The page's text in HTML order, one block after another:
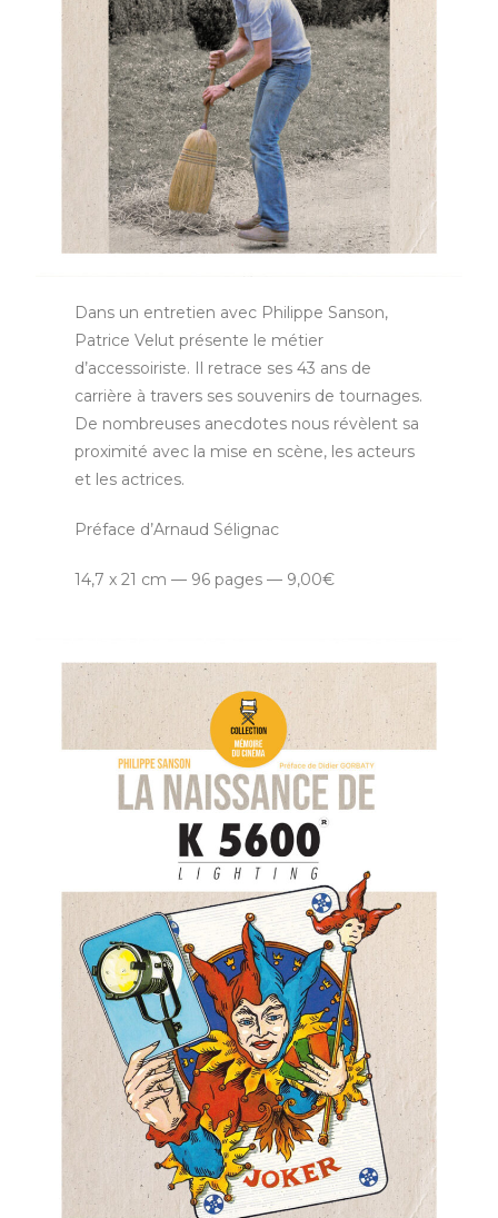
Dans un entretien avec Philippe Sanson,
Patrice Velut présente le métier
d’accessoiriste. Il retrace ses 43 ans de
carrière à travers ses souvenirs de tournages.
De nombreuses anecdotes nous révèlent sa
proximité avec la mise en scène, les acteurs
et les actrices.
Préface d’Arnaud Sélignac
14,7 x 21 cm — 96 pages — 9,00€